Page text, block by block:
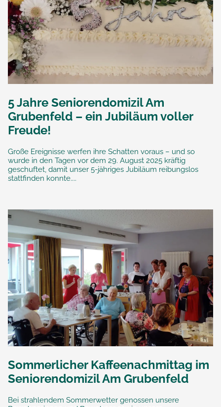
5 Jahre Seniorendomizil Am
Grubenfeld – ein Jubiläum voller
Freude!
Große Ereignisse werfen ihre Schatten voraus – und so
wurde in den Tagen vor dem 29. August 2025 kräftig
geschuftet, damit unser 5-jähriges Jubiläum reibungslos
stattfinden konnte....
Sommerlicher Kaffeenachmittag im
Seniorendomizil Am Grubenfeld
Bei strahlendem Sommerwetter genossen unsere